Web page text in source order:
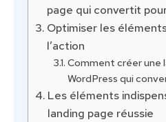
page qui convertit
Optimiser les
l’action
Comment créer une
WordPress qui
Les éléments
landing page réussie